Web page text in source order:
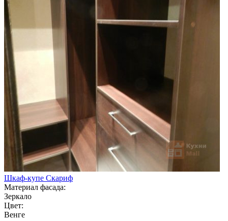
Шкаф-купе Скариф
Материал фасада:
Зеркало
Цвет:
Венге